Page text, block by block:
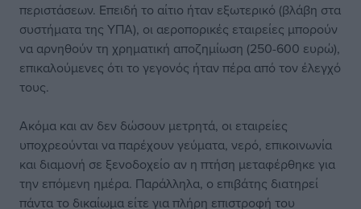
περιστάσεων. Επειδή το αίτιο ήταν εξωτερικό (βλάβη στα
συστήματα της ΥΠΑ), οι αεροπορικές εταιρείες μπορούν
να αρνηθούν τη χρηματική αποζημίωση (250-600 ευρώ),
επικαλούμενες ότι το γεγονός ήταν πέρα από τον έλεγχό
τους.
Ακόμα και αν δεν δώσουν μετρητά, οι εταιρείες
υποχρεούνται να παρέχουν γεύματα, νερό, επικοινωνία
και διαμονή σε ξενοδοχείο αν η πτήση μεταφέρθηκε για
την επόμενη ημέρα. Παράλληλα, ο επιβάτης διατηρεί
πάντα το δικαίωμα είτε για πλήρη επιστροφή του